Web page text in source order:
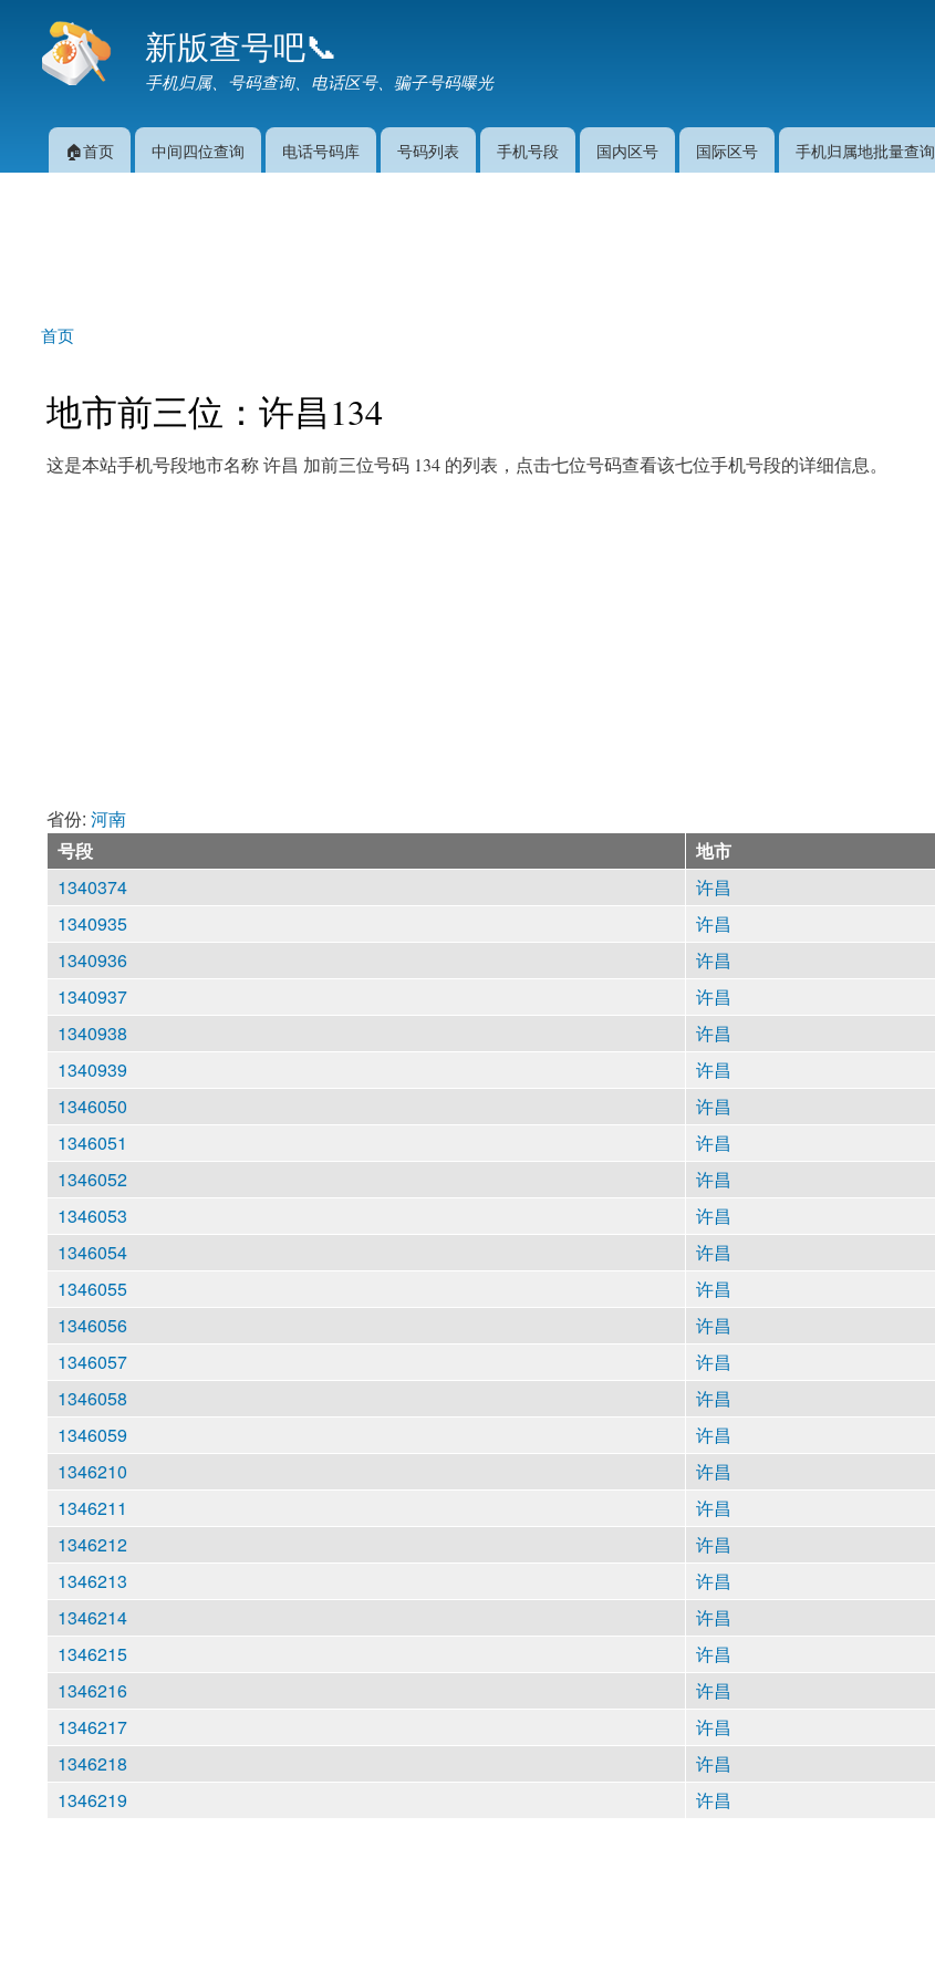
要
新版查号吧📞
手机归属、号码查询、电话区号、骗子号码曝光
主菜单🏠首页 中间四位查询 电话号码库 号码列表 手机号段 国内区号 国际区号 手机归属地批量查询
你在这里
首页
地市前三位：许昌134
这是本站手机号段地市名称 许昌 加前三位号码 134 的列表，点击七位号码查看该七位手机号段的详细信息。
省份: 河南
号段
地市
1340374
许昌
1340935
许昌
1340936
许昌
1340937
许昌
1340938
许昌
1340939
许昌
1346050
许昌
1346051
许昌
1346052
许昌
1346053
许昌
1346054
许昌
1346055
许昌
1346056
许昌
1346057
许昌
1346058
许昌
1346059
许昌
1346210
许昌
1346211
许昌
1346212
许昌
1346213
许昌
1346214
许昌
1346215
许昌
1346216
许昌
1346217
许昌
1346218
许昌
1346219
许昌